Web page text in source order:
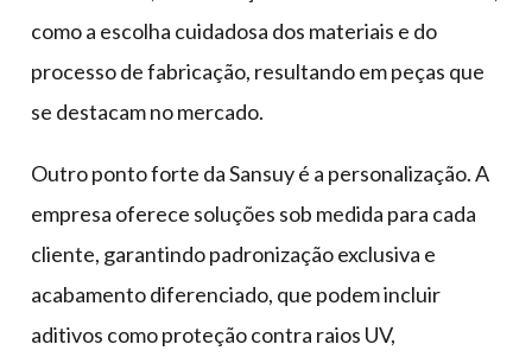
como a escolha cuidadosa dos materiais e do
processo de fabricação, resultando em peças que
se destacam no mercado.
Outro ponto forte da Sansuy é a personalização. A
empresa oferece soluções sob medida para cada
cliente, garantindo padronização exclusiva e
acabamento diferenciado, que podem incluir
aditivos como proteção contra raios UV,